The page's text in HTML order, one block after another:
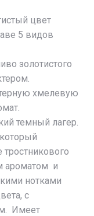
цвет
5 видов
золотистого
хмелевую
темный лагер.
ароматом и
нотками
с
Имеет